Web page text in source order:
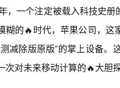
，一个注定被载入科技史
糊的🔥时代，苹果公司，
减除版原版”的掌上设备
次对未来移动计算的🔥大胆